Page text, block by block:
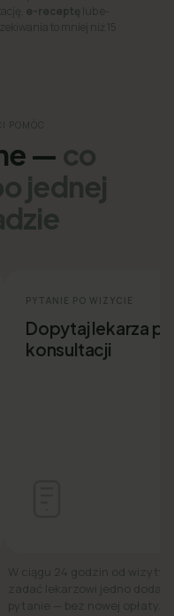
e-receptę lub e-
to mniej niż 15
POMÓC
— co
jednej
PYTANIE PO WIZYCIE
Dopytaj lekarza po
konsultacji
W ciągu 24 godzin od wizyty
zadać lekarzowi jedno
pytanie — bez nowej opłaty.